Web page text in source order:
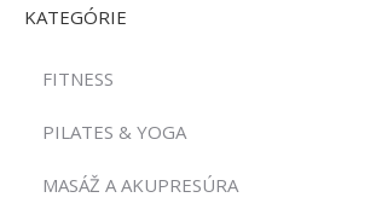
KATEGÓRIE
FITNESS
PILATES & YOGA
MASÁŽ A AKUPRESÚRA